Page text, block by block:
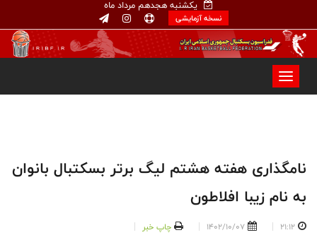
یکشنبه هجدهم مرداد ماه
نسخه آزمایشی
نامگذاری هفته هشتم لیگ برتر بسکتبال بانوان
به نام زیبا افلاطون
21:12
1402/10/07 چاپ خبر